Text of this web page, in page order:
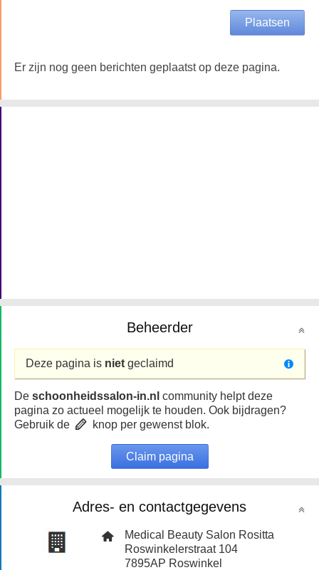
Er zijn nog geen berichten geplaatst op deze pagina.
Beheerder
Deze pagina is niet geclaimd
De schoonheidssalon-in.nl community helpt deze
pagina zo actueel mogelijk te houden. Ook bijdragen?
Gebruik de
knop per gewenst blok.
Claim pagina
Adres- en contactgegevens
Medical Beauty Salon Rositta
Roswinkelerstraat 104
7895AP Roswinkel